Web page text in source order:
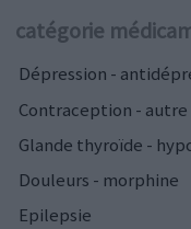
catégorie
Dépression -
Contraception - autre
Glande thyroïde -
Douleurs - morphine
Epilepsie